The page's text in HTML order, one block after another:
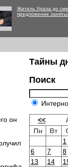
Житель Урала до
предложение
он
Тайны
Поиск
<<
Пн
Вт
1
6
7 8
13
14